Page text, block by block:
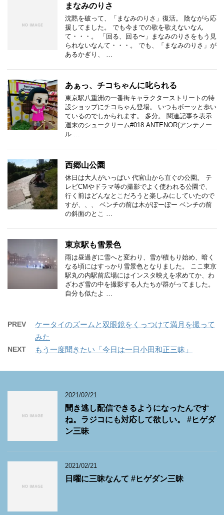
まなみのりさ
沈黙を破って、「まなみのりさ」復活。 陰ながら応
援してました。 でも今までの歌を歌えないなん
て・・・。 「回る、回る〜」まなみのりさをもう見
られないなんて・・・。 でも、「まなみのりさ」が
あるかぎり、 …
あぁっ、チコちゃんに叱られる
東京駅八重洲の一番街キャラクターストリートの特
設ショップにチコちゃん登場。 いつもボーッと歩い
ているのでしかられます。 多分。 関連記事を表示
週末のシュークリーム#018 ANTENOR(アンテノー
ル …
西郷山公園
休日は大人がいっぱい 代官山から直ぐの公園。 テ
レビCMやドラマ等の撮影でよく使われる公園で、
行く前はどんなとこだろうと楽しみにしていたので
すが、、、 ベンチの前は木がぼーぼー ベンチの前
の斜面のとこ …
東京駅も雪景色
雨は昼過ぎに雪へと変わり、雪が積もり始め、暗く
なる頃にはすっかり雪景色となりました。 ここ東京
駅丸の内駅前広場にはインスタ映えを求めてか、わ
ざわざ雪の中を撮影する人たちが群がってました。
自分も似たよ …
PREV
ケータイのズームと双眼鏡をくっつけて満月を撮って
みた
NEXT もう一度聞きたい「今日は一日小田和正三昧」
2021/02/21
聞き逃し配信できるようになったんです
ね。ラジコにも対応して欲しい。 #ヒゲダ
ン三昧
2021/02/21
日曜に三昧なんて #ヒゲダン三昧